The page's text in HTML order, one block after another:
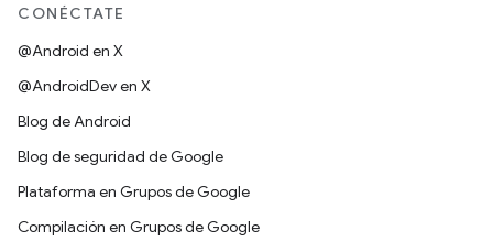
CONÉCTATE
@Android en X
@AndroidDev en X
Blog de Android
Blog de seguridad de Google
Plataforma en Grupos de Google
Compilación en Grupos de Google